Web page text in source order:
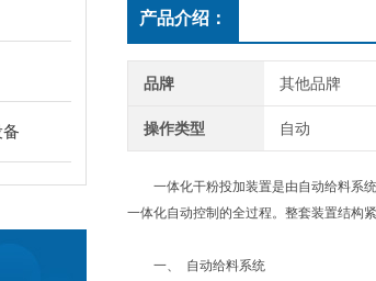
产品介绍：
品牌 其他品牌
操作类型 自动
一体化干粉投加装置是由自动给料系统
一体化自动控制的全过程。整套装置结构
一、 自动给料系统